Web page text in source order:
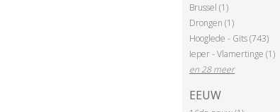
Brussel (1)
Drongen (1)
Hooglede - Gits (743)
Ieper - Vlamertinge (1)
en 28 meer
EEUW